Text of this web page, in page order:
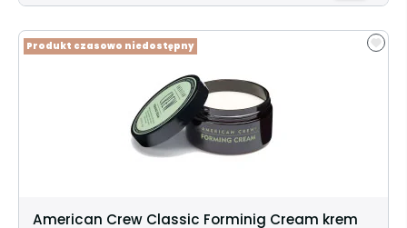
American Crew Classic Forminig Cream krem
Produkt czasowo niedostępny